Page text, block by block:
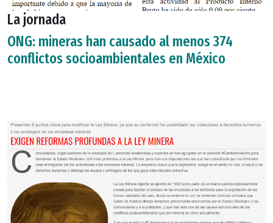
La jornada
ONG: mineras han causado al menos 374
conflictos socioambientales en México